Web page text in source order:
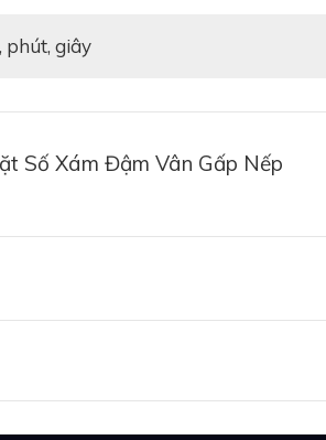
phút, giây
Số Xám Đậm Vân Gấp Nếp